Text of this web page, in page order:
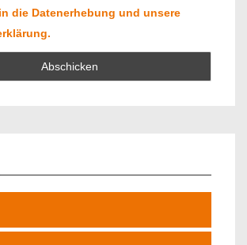
die Datenerhebung und unsere